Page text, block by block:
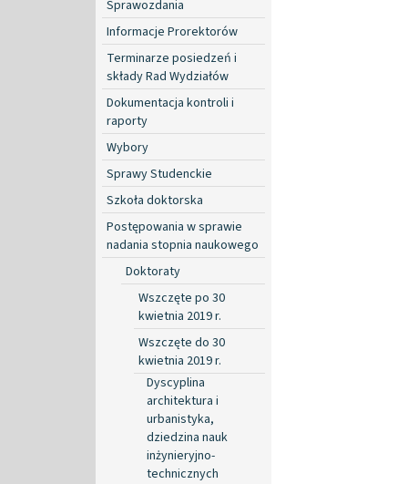
Sprawozdania
Informacje Prorektorów
Terminarze posiedzeń i
składy Rad Wydziałów
Dokumentacja kontroli i
raporty
Wybory
Sprawy Studenckie
Szkoła doktorska
Postępowania w sprawie
nadania stopnia naukowego
Doktoraty
Wszczęte po 30
kwietnia 2019 r.
Wszczęte do 30
kwietnia 2019 r.
Dyscyplina
architektura i
urbanistyka,
dziedzina nauk
inżynieryjno-
technicznych